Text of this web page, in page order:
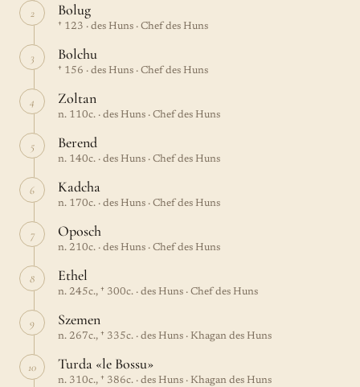
2 Bolug
† 123 · des Huns · Chef des Huns
3 Bolchu
† 156 · des Huns · Chef des Huns
4 Zoltan
n. 110c. · des Huns · Chef des Huns
5 Berend
n. 140c. · des Huns · Chef des Huns
6 Kadcha
n. 170c. · des Huns · Chef des Huns
7 Oposch
n. 210c. · des Huns · Chef des Huns
8 Ethel
n. 245c., † 300c. · des Huns · Chef des Huns
9 Szemen
n. 267c., † 335c. · des Huns · Khagan des Huns
10 Turda «le Bossu»
n. 310c., † 386c. · des Huns · Khagan des Huns